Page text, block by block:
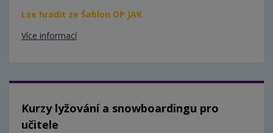
Lze hradit ze Šablon OP JAK
Více informací
Kurzy lyžování a snowboardingu pro
učitele